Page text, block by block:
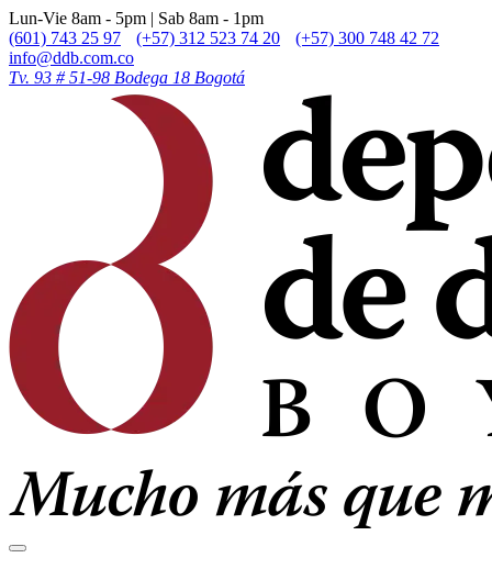
Lun-Vie 8am - 5pm | Sab 8am - 1pm
(601) 743 25 97
(+57) 312 523 74 20
(+57) 300 748 42 72
info@ddb.com.co
Tv. 93 # 51-98 Bodega 18 Bogotá